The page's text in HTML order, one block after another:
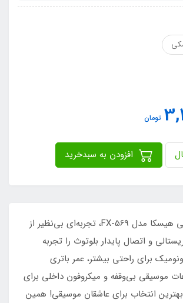
تومان
با هدفون بلوتوثی هیسکا مدل FX-569، تجربه‌ای بی‌نظیر از
و اتصال پایدار بلوتوث را تجربه
برای راحتی بیشتر، عمر باتری
موسیقی بی‌وقفه و میکروفون داخلی برای
انتخاب برای عاشقان موسیقی! همین